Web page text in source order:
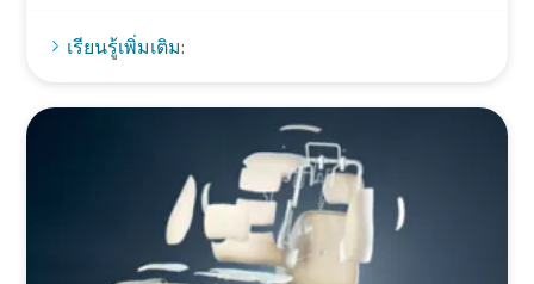
เรียนรู้เพิ่มเติม: